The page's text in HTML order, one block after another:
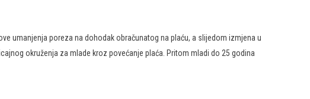
umanjenja poreza na dohodak obračunatog na plaću, a slijedom izmjena u
okruženja za mlade kroz povećanje plaća. Pritom mladi do 25 godina